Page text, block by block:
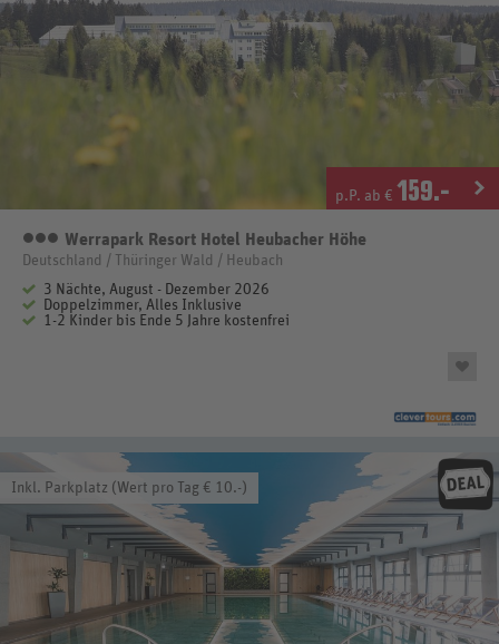
p.P. ab € 159.-
3 Sterne
Werrapark Resort Hotel Heubacher Höhe
Deutschland / Thüringer Wald / Heubach
3 Nächte, August - Dezember 2026
Doppelzimmer, Alles Inklusive
1-2 Kinder bis Ende 5 Jahre kostenfrei
Inkl. Parkplatz (Wert pro Tag € 10.-)